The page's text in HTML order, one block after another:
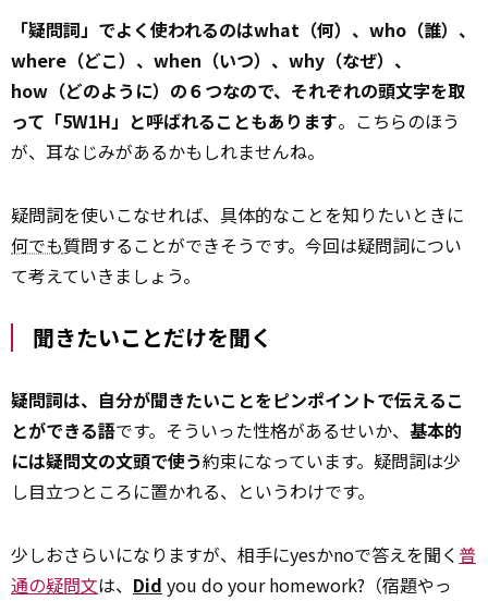
「疑問詞」でよく使われるのはwhat（何）、who（誰）、
where（どこ）、when（いつ）、why（なぜ）、
how（どのように）の６つなので、それぞれの頭文字を取
って「5W1H」と呼ばれることもあります。こちらのほう
が、耳なじみがあるかもしれませんね。
疑問詞を使いこなせれば、具体的なことを知りたいときに
何でも質問することができそうです。今回は疑問詞につい
て考えていきましょう。
聞きたいことだけを聞く
疑問詞は、自分が聞きたいことをピンポイントで伝えるこ
とができる語です。そういった性格があるせいか、 基本的
には疑問文の文頭で使う約束になっています。疑問詞は少
し目立つところに置かれる、というわけです。
少しおさらいになりますが、相手にyesかnoで答えを聞く 普
通の疑問文は、 Did you do your homework?（宿題やっ